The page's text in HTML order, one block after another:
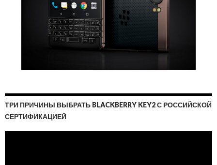
ТРИ ПРИЧИНЫ ВЫБРАТЬ BLACKBERRY KEY2 С РОССИЙСКОЙ
СЕРТИФИКАЦИЕЙ